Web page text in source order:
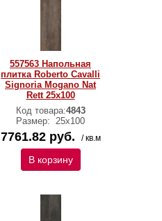
557563 Напольная
плитка Roberto Cavalli
Signoria Mogano Nat
Rett 25x100
Код товара:4843
Размер: 25x100
7761.82 руб. / кв.м
В корзину